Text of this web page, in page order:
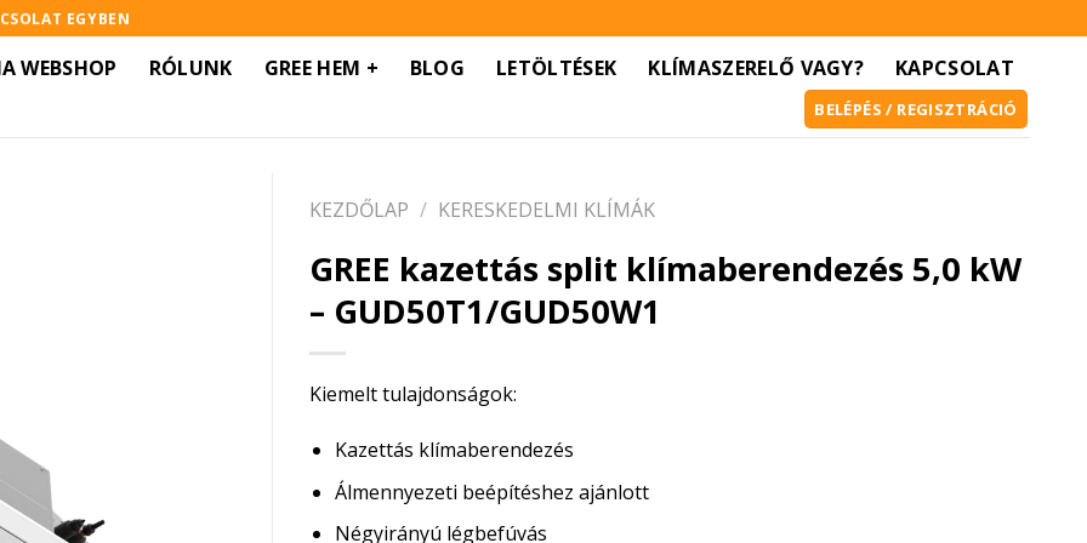
EGYBEN
WEBSHOP RÓLUNK GREE HEM + BLOG LETÖLTÉSEK KLÍMASZERELŐ VAGY? KAPCSOLAT
BELÉPÉS / REGISZTRÁCIÓ
KEZDŐLAP / KERESKEDELMI KLÍMÁK
GREE kazettás split klímaberendezés 5,0 kW
– GUD50T1/GUD50W1
Kiemelt tulajdonságok:
Kazettás klímaberendezés
Álmennyezeti beépítéshez ajánlott
Négyirányú légbefúvás